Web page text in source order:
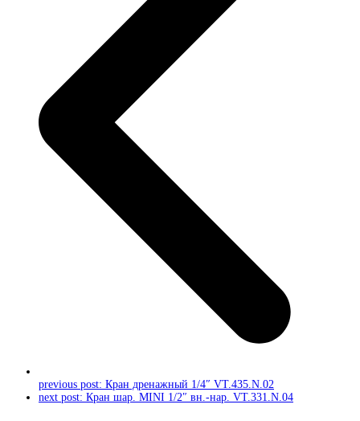
previous post: Кран дренажный 1/4″ VT.435.N.02
next post: Кран шар. MINI 1/2″ вн.-нар. VT.331.N.04